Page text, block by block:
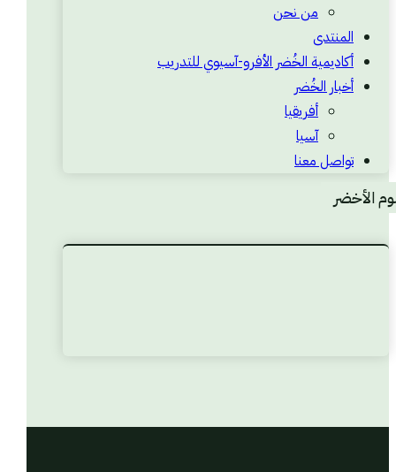
من نحن
المنتدى
أكاديمية الخُضر الأفرو-آسيوي للتدريب
أخبار الخُضر
أفريقيا
آسيا
تواصل معنا
الأخضر